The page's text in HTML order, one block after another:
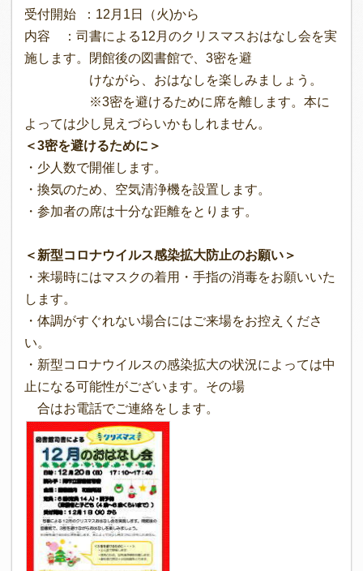
受付開始 ：12月1日（火)から
内容 ：司書による12月のクリスマスおはなし会を実
施します。閉館後の図書館で、3密を避
けながら、おはなしを楽しみましょう。
※3密を避けるために席を離します。本に
よっては少し見えづらいかもしれません。
＜3密を避けるために＞
・少人数で開催します。
・換気のため、空気清浄機を設置します。
・参加者の席は十分な距離をとります。
＜新型コロナウイルス感染拡大防止のお願い＞
・来場時にはマスクの着用・手指の消毒をお願いいた
します。
・体調がすぐれない場合にはご来場をお控えくださ
い。
・新型コロナウイルスの感染拡大の状況によっては中
止になる可能性がございます。その場
合はお電話でご連絡をします。